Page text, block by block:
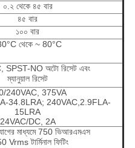
০.২ থেকে ৪৫ বার
৪৫ বার
১০০ বার
থেকে ~ 80°C
SPST-NO অটো রিসেট এবং
ম্যানুয়াল রিসেট
240VAC, 375VA
34.8LRA; 240VAC,2.9FLA-
15LRA
24VAC/DC, 2A
মাধ্যমে 750 ভিআরএমএস
Vrms টার্মিনাল ফিটিং